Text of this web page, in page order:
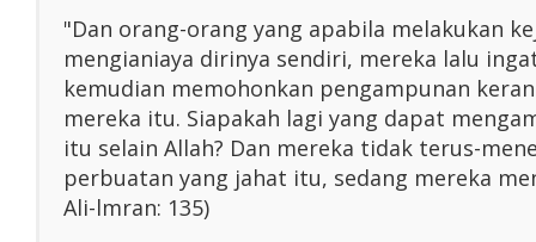
"Dan orang-orang yang apabila melakukan
mengianiaya dirinya sendiri, mereka lalu
kemudian memohonkan pengampunan
mereka itu. Siapakah lagi yang dapat
itu selain Allah? Dan mereka tidak terus-
perbuatan yang jahat itu, sedang mereka
Ali-lmran: 135)